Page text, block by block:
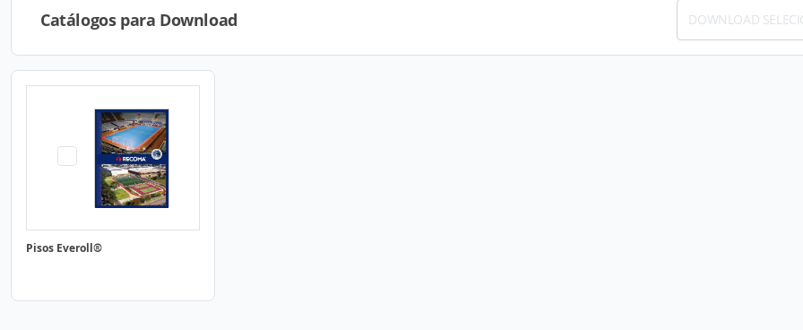
Catálogos para Download DOWNLOAD
Pisos Everoll®